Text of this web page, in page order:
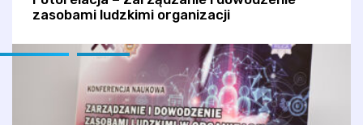
zasobami ludzkimi organizacji